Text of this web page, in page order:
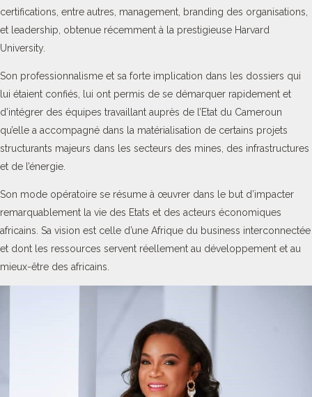
certifications, entre autres, management, branding des organisations,
et leadership, obtenue récemment à la prestigieuse Harvard
University.
Son professionnalisme et sa forte implication dans les dossiers qui
lui étaient confiés, lui ont permis de se démarquer rapidement et
d’intégrer des équipes travaillant auprès de l’Etat du Cameroun
qu’elle a accompagné dans la matérialisation de certains projets
structurants majeurs dans les secteurs des mines, des infrastructures
et de l’énergie.
Son mode opératoire se résume à œuvrer dans le but d’impacter
remarquablement la vie des Etats et des acteurs économiques
africains. Sa vision est celle d’une Afrique du business interconnectée
et dont les ressources servent réellement au développement et au
mieux-être des africains.